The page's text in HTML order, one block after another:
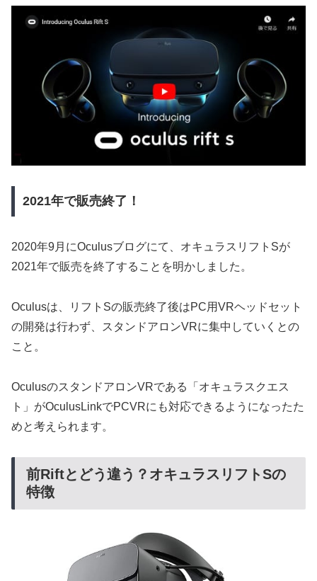
2021年で販売終了！
2020年9月にOculusブログにて、オキュラスリフトSが
2021年で販売を終了することを明かしました。
Oculusは、リフトSの販売終了後はPC用VRヘッドセット
の開発は行わず、スタンドアロンVRに集中していくとの
こと。
OculusのスタンドアロンVRである「オキュラスクエス
ト」がOculusLinkでPCVRにも対応できるようになったた
めと考えられます。
前Riftとどう違う？オキュラスリフトSの
特徴